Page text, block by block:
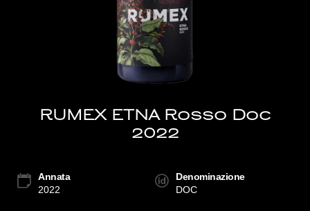
RUMEX ETNA Rosso Doc
2022
Annata
2022
Denominazione
DOC